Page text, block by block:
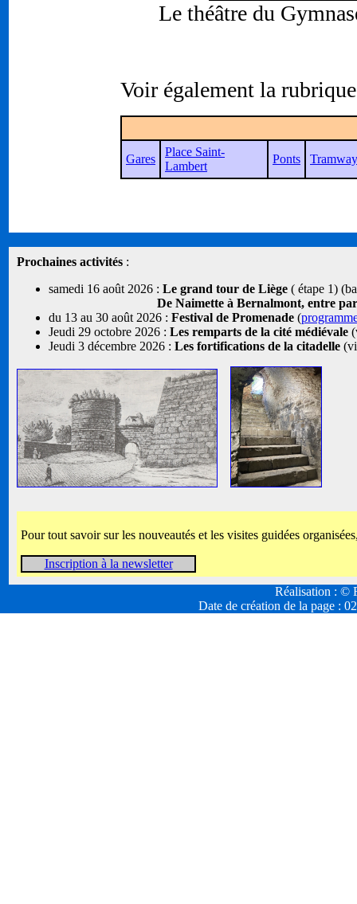
Le théâtre du
Voir également la
Gares
Place Saint-
Lambert
Ponts
Prochaines activités :
samedi 16 août 2026 : Le grand tour de Liège ( étape 1)
De Naimette à Bernalmont, entre
du 13 au 30 août 2026 : Festival de Promenade (
Jeudi 29 octobre 2026 : Les remparts de la cité médiévale
Jeudi 3 décembre 2026 : Les fortifications de la citadelle
Pour tout savoir sur les nouveautés et les visites guidées
Inscription à la newsletter
Réalisation : ©
Date de création de la page :